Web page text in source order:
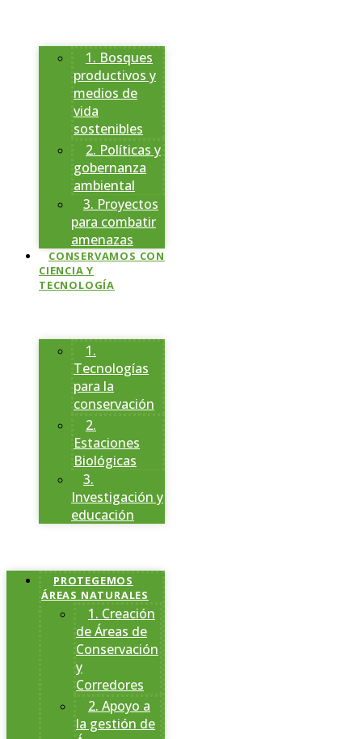
1. Bosques
productivos y
medios de
vida
sostenibles
2. Políticas y
gobernanza
ambiental
3. Proyectos
para combatir
amenazas
CONSERVAMOS CON
CIENCIA Y
TECNOLOGÍA
1.
Tecnologías
para la
conservación
2.
Estaciones
Biológicas
3.
Investigación y
educación
PROTEGEMOS
ÁREAS NATURALES
1. Creación
de Áreas de
Conservación
y
Corredores
2. Apoyo a
la gestión de